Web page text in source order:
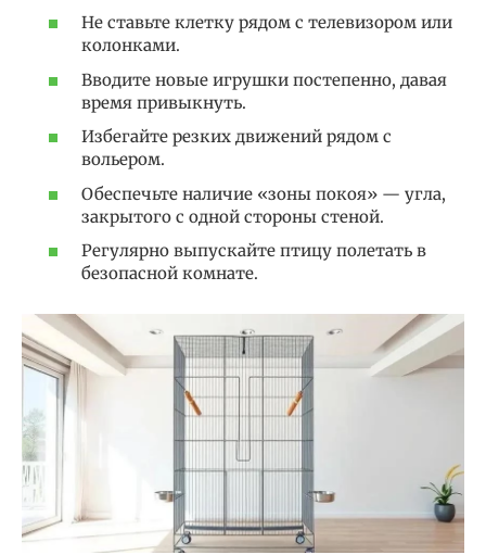
Не ставьте клетку рядом с телевизором или
колонками.
Вводите новые игрушки постепенно, давая
время привыкнуть.
Избегайте резких движений рядом с
вольером.
Обеспечьте наличие «зоны покоя» — угла,
закрытого с одной стороны стеной.
Регулярно выпускайте птицу полетать в
безопасной комнате.